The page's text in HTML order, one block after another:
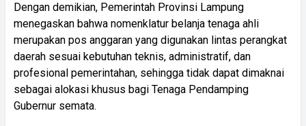
Dengan demikian, Pemerintah Provinsi Lampung
menegaskan bahwa nomenklatur belanja tenaga ahli
merupakan pos anggaran yang digunakan lintas perangkat
daerah sesuai kebutuhan teknis, administratif, dan
profesional pemerintahan, sehingga tidak dapat dimaknai
sebagai alokasi khusus bagi Tenaga Pendamping
Gubernur semata.